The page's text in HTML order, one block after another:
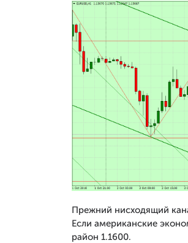
Прежний нисходящий
Если американские
район 1.1600.